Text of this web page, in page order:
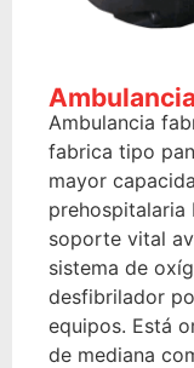
Ambulancia
fabrica tipo
mayor
prehospitalaria
soporte vital
sistema de
desfibrilador
equipos. Está
de mediana